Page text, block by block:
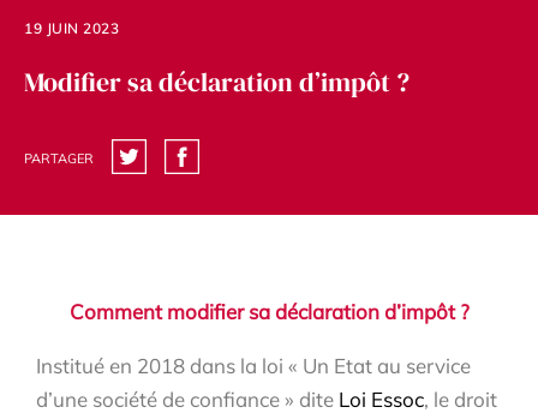
19 JUIN 2023
Modifier sa déclaration d’impôt ?
PARTAGER
Comment modifier sa déclaration d’impôt ?
Institué en 2018 dans la loi « Un Etat au service
d’une société de confiance » dite Loi Essoc, le droit